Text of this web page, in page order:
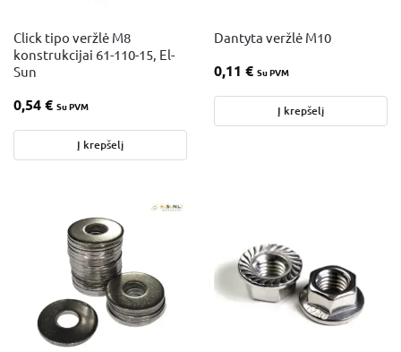
Click tipo veržlė M8
konstrukcijai 61-110-15, El-
Sun
0,54€ Su PVM
Į krepšelį
Dantyta veržlė M10
0,11 € Su PVM
Į krepšelį